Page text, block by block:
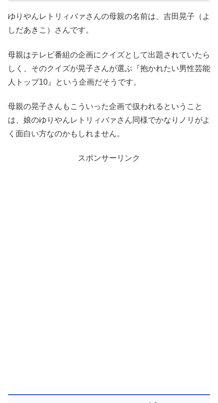
ゆりやんレトリィバァさんの母親の名前は、吉田晃子（よ
しだあきこ）さんです。
母親はテレビ番組の企画にクイズとして出題されていたら
しく、そのクイズが晃子さんが選ぶ『抱かれたい男性芸能
人トップ10』という企画だそうです。
母親の晃子さんもこういった企画で扱われるということ
は、娘のゆりやんレトリィバァさん同様でかなりノリがよ
く面白い方なのかもしれません。
スポンサーリンク